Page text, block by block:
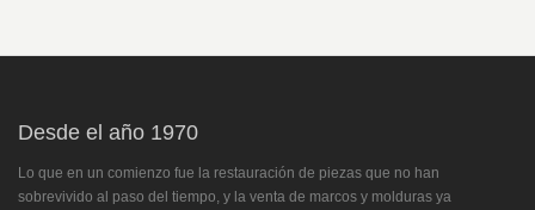
Desde el año 1970
Lo que en un comienzo fue la restauración de piezas que no han
sobrevivido al paso del tiempo, y la venta de marcos y molduras ya